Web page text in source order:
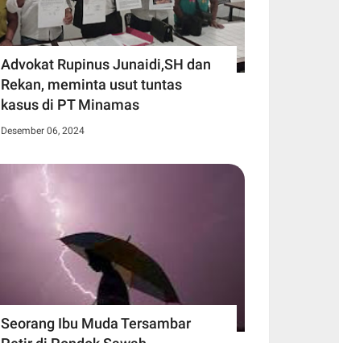
Advokat Rupinus Junaidi,SH dan
Rekan, meminta usut tuntas
kasus di PT Minamas
Desember 06, 2024
Seorang Ibu Muda Tersambar